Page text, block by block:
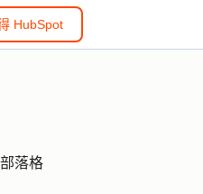
HubSpot
部落格